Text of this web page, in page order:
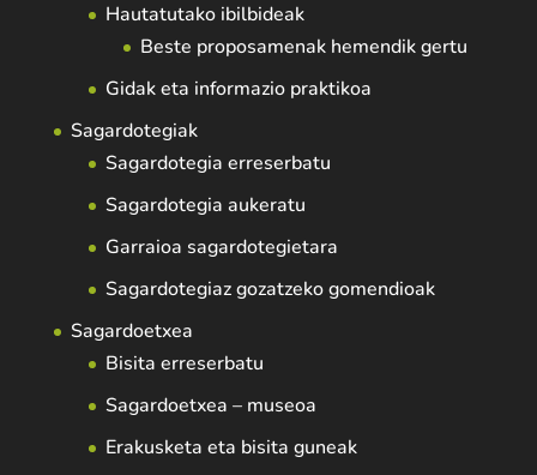
Hautatutako ibilbideak
Beste proposamenak hemendik gertu
Gidak eta informazio praktikoa
Sagardotegiak
Sagardotegia erreserbatu
Sagardotegia aukeratu
Garraioa sagardotegietara
Sagardotegiaz gozatzeko gomendioak
Sagardoetxea
Bisita erreserbatu
Sagardoetxea – museoa
Erakusketa eta bisita guneak